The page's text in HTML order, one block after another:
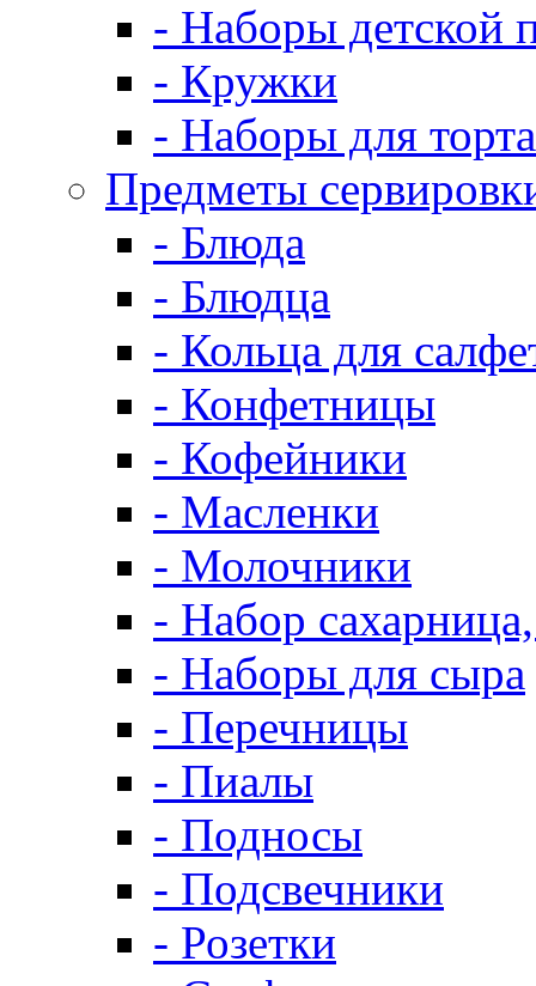
- Наборы детской
- Кружки
- Наборы для торта
Предметы
- Блюда
- Блюдца
- Кольца для
- Конфетницы
- Кофейники
- Масленки
- Молочники
- Набор
- Наборы для сыра
- Перечницы
- Пиалы
- Подносы
- Подсвечники
- Розетки